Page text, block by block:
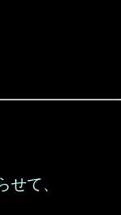
せて、